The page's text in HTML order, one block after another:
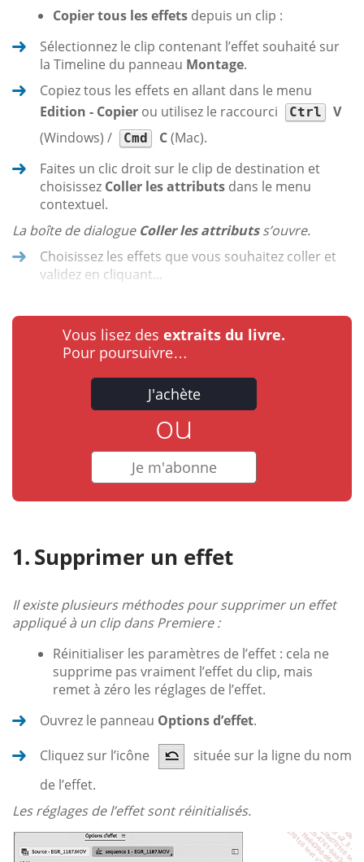
Copier tous les effets depuis un clip :
Sélectionnez le clip contenant l’effet souhaité sur
la Timeline du panneau Montage.
Copiez tous les effets en allant dans le menu
Edition - Copier ou utilisez le raccourci Ctrl
V
(Windows) /
Cmd C(Mac).
Faites un clic droit sur le clip de destination et
choisissez Coller les attributs dans le menu
contextuel.
La boîte de dialogue Coller les attributss’ouvre.
Choisissez les effets que vous souhaitez coller et
validez en cliquant...
Vous lisez des extraits du livre.
Pour poursuivre…
J'achète
ou
Je m'abonne
Supprimer un effet
Il existe plusieurs méthodes pour supprimer un effet
appliqué à un clip dans Premiere :
Réinitialiser les paramètres de l’effet : cela ne
supprime pas vraiment l’effet du clip, mais
remet à zéro les réglages de l’effet.
Ouvrez le panneau Options d’effet.
Cliquez sur l’icône
située sur la ligne du nom
de l’effet.
Les réglages de l’effet sont réinitialisés.